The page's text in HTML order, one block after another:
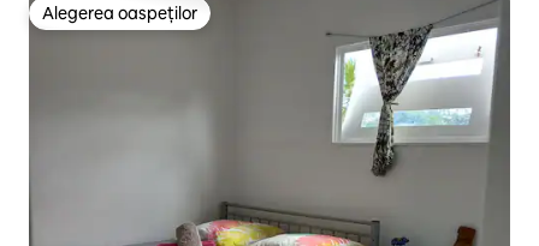
Alegerea oaspeților
Alegerea oaspeților